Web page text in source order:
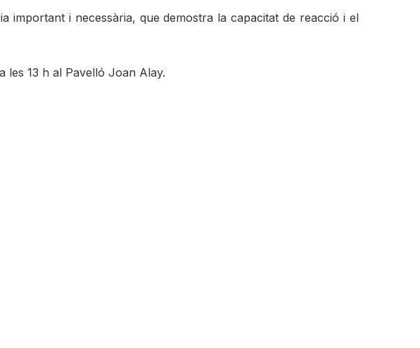
i necessària, que demostra la capacitat de reacció i el
les 13 h al Pavelló Joan Alay.